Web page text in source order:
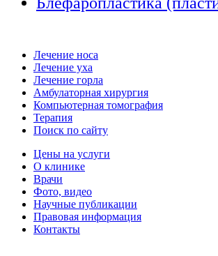
Лечение носа
Лечение уха
Лечение горла
Амбулаторная хирургия
Компьютерная томография
Терапия
Поиск по сайту
Цены на услуги
О клинике
Врачи
Фото, видео
Научные публикации
Правовая информация
Контакты